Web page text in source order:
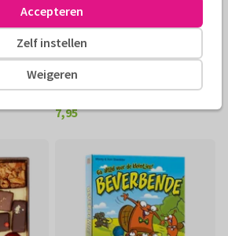
Tony’s Chocolonely Filled
€ 7,95
7,95
Weigeren
Zelf instellen
Accepteren